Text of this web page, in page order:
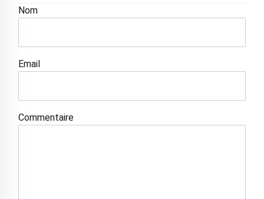
Nom
Email
Commentaire